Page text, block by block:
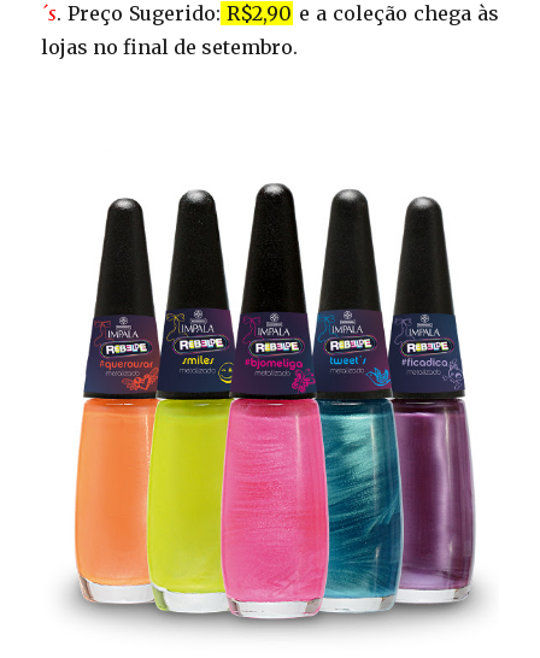
´s. Preço Sugerido: R$2,90 e a coleção chega às
lojas no final de setembro.